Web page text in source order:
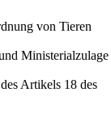
von Tieren
Ministerialzulage
Artikels 18 des